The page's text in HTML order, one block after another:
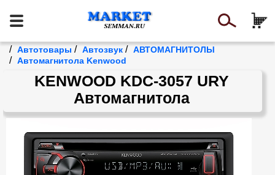
/ Автотовары / Автозвук / АВТОМАГНИТОЛЫ
/ Автомагнитола Kenwood
KENWOOD KDC-3057 URY
Автомагнитола